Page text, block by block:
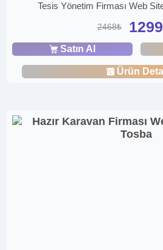
Tesis Yönetim Firması Web
2468₺
Satın Al
Ürün